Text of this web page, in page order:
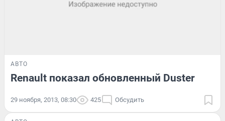
АВТО
Renault показал обновленный Duster
29 ноября, 2013, 08:30 425 Обсудить